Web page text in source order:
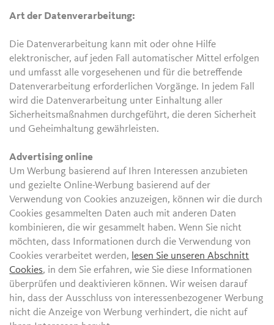
Art der Datenverarbeitung:
Die Datenverarbeitung kann mit oder ohne Hilfe
elektronischer, auf jeden Fall automatischer Mittel erfolgen
und umfasst alle vorgesehenen und für die betreffende
Datenverarbeitung erforderlichen Vorgänge. In jedem Fall
wird die Datenverarbeitung unter Einhaltung aller
Sicherheitsmaßnahmen durchgeführt, die deren Sicherheit
und Geheimhaltung gewährleisten.
Advertising online
Um Werbung basierend auf Ihren Interessen anzubieten
und gezielte Online-Werbung basierend auf der
Verwendung von Cookies anzuzeigen, können wir die durch
Cookies gesammelten Daten auch mit anderen Daten
kombinieren, die wir gesammelt haben. Wenn Sie nicht
möchten, dass Informationen durch die Verwendung von
Cookies verarbeitet werden, lesen Sie unseren Abschnitt
Cookies, in dem Sie erfahren, wie Sie diese Informationen
überprüfen und deaktivieren können. Wir weisen darauf
hin, dass der Ausschluss von interessenbezogener Werbung
nicht die Anzeige von Werbung verhindert, die nicht auf